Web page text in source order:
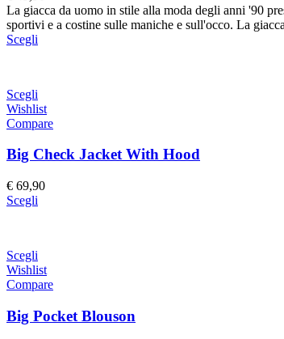
La giacca da uomo in stile alla moda degli anni '90
sportivi e a costine sulle maniche e sull'occo. La
Scegli
Scegli
Wishlist
Compare
Big Check Jacket With Hood
€ 69,90
Scegli
Scegli
Wishlist
Compare
Big Pocket Blouson